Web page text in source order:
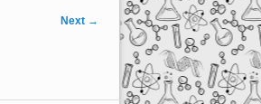
Next →